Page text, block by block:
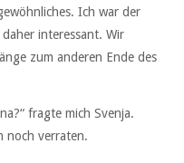
Ich war der
interessant. Wir
zum anderen Ende des
fragte mich Svenja.
noch verraten.